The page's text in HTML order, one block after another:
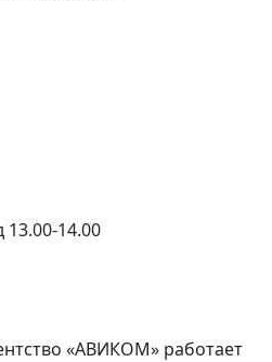
13.00-14.00
«АВИКОМ» работает